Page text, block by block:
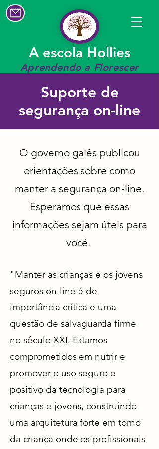
Aprendendo a Florescer
A escola Hollies
Suporte de
segurança on-line
O governo galês publicou
orientações sobre como
manter a segurança on-line.
Esperamos que essas
informações sejam úteis para
você.
"Manter as crianças e os jovens
seguros on-line é de
importância crítica e uma
questão de salvaguarda firme
no século XXI. Estamos
comprometidos em nutrir e
promover o uso seguro e
positivo da tecnologia para
crianças e jovens, construindo
uma arquitetura forte em torno
da criança onde os profissionais